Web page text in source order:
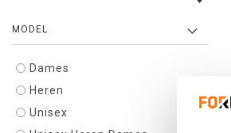
MODEL
Dames
Heren
Unisex